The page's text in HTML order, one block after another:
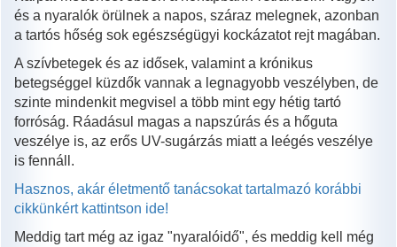
és a nyaralók örülnek a napos, száraz melegnek, azonban
a tartós hőség sok egészségügyi kockázatot rejt magában.
A szívbetegek és az idősek, valamint a krónikus
betegséggel küzdők vannak a legnagyobb veszélyben, de
szinte mindenkit megvisel a több mint egy hétig tartó
forróság. Ráadásul magas a napszúrás és a hőguta
veszélye is, az erős UV-sugárzás miatt a leégés veszélye
is fennáll.
Hasznos, akár életmentő tanácsokat tartalmazó korábbi
cikkünkért kattintson ide!
Meddig tart még az igaz "nyaralóidő", és meddig kell még